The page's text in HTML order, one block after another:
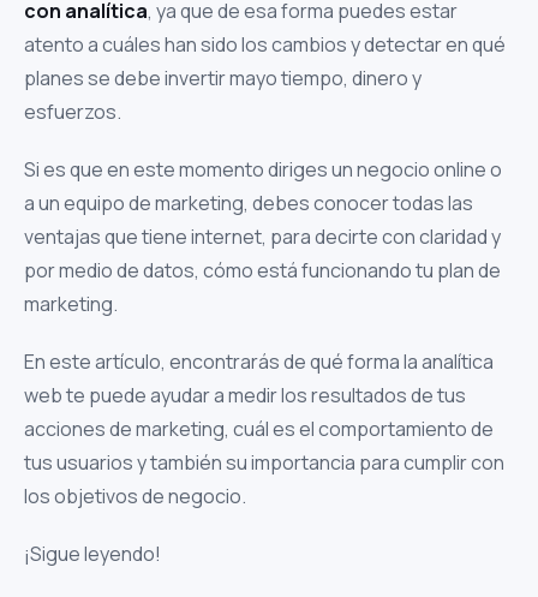
con analítica, ya que de esa forma puedes estar
atento a cuáles han sido los cambios y detectar en qué
planes se debe invertir mayo tiempo, dinero y
esfuerzos.
Si es que en este momento diriges un negocio online o
a un equipo de marketing, debes conocer todas las
ventajas que tiene internet, para decirte con claridad y
por medio de datos, cómo está funcionando tu plan de
marketing.
En este artículo, encontrarás de qué forma la analítica
web te puede ayudar a medir los resultados de tus
acciones de marketing, cuál es el comportamiento de
tus usuarios y también su importancia para cumplir con
los objetivos de negocio.
¡Sigue leyendo!